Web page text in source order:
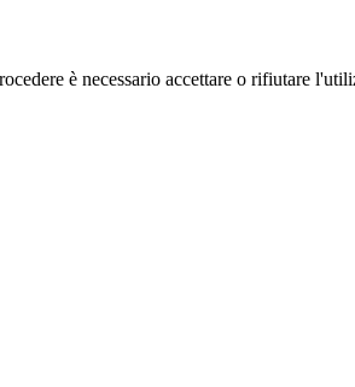
è necessario accettare o rifiutare